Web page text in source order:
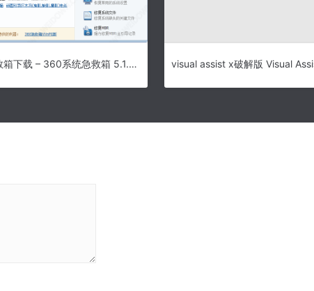
360系统急救箱下载 – 360系统急救箱 5.1.64.1273 正式版